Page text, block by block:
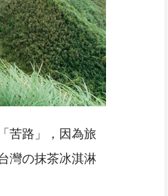
苦路」，因為旅
灣の抹茶冰淇淋